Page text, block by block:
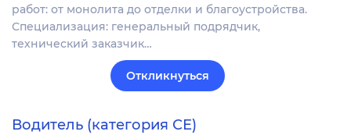
работ: от монолита до отделки и благоустройства.
Специализация: генеральный подрядчик,
технический заказчик…
Откликнуться
Водитель (категория СЕ)